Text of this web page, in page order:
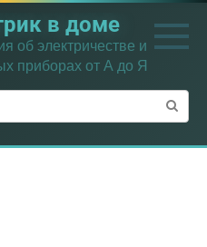
в доме
об электричестве и
приборах от А до Я